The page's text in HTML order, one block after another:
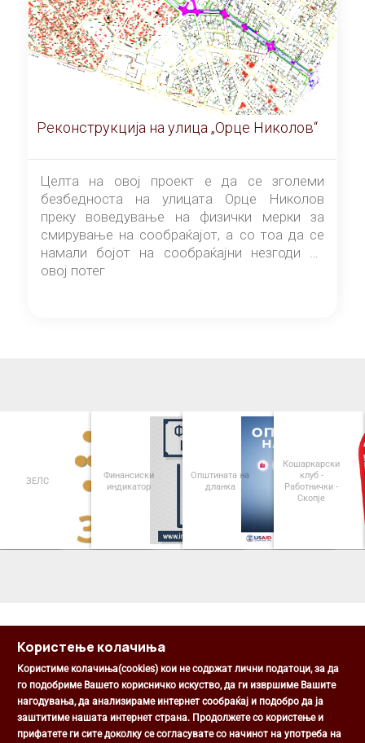
Реконструкција на улица „Орце Николов“
Целта на овој проект е да се зголеми
безбедноста на улицата Орце Николов
преку воведување на физички мерки за
смирување на сообраќајот, а со тоа да се
намали бојот на сообраќајни незгоди на
овој потег
ЗЕЛС
Финансиски
индикатор
Општината на
дланка
Кошаркарски
клуб -
Работнички -
Скопје
Општина Центар
Михаил Цоков бр. 1, Скопје
Користење колачиња
Користиме колачиња(cookies) кои не содржат лични податоци, за да
го подобриме Вашето корисничко искуство, да ги извршиме Вашите
нагодувања, да анализираме интернет сообраќај и подобро да ја
заштитиме нашата интернет страна. Продолжете со користење и
прифатете ги сите доколку се согласувате со начинот на употреба на